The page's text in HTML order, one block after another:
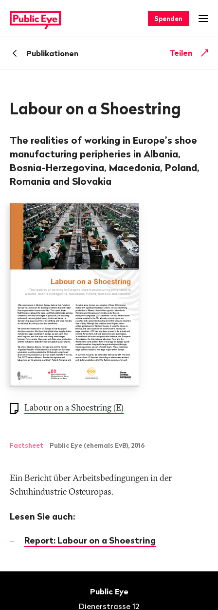
auf
publiceye.ch
Spenden
ZurückPublikationen Teilen
Labour on a Shoestring
The realities of working in Europe’s shoe
manufacturing peripheries in Albania,
Bosnia-Herzegovina, Macedonia, Poland,
Romania and Slovakia
Labour on a Shoestring (E)
Factsheet Public Eye (ehemals EvB), 2016
Ein Bericht über Arbeitsbedingungen in der
Schuhindustrie Osteuropas.
Lesen Sie auch:
Report: Labour on a Shoestring
Public Eye
Dienerstrasse 12